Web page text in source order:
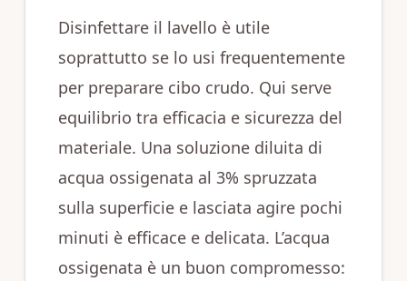
Disinfettare il lavello è utile
soprattutto se lo usi frequentemente
per preparare cibo crudo. Qui serve
equilibrio tra efficacia e sicurezza del
materiale. Una soluzione diluita di
acqua ossigenata al 3% spruzzata
sulla superficie e lasciata agire pochi
minuti è efficace e delicata. L’acqua
ossigenata è un buon compromesso: